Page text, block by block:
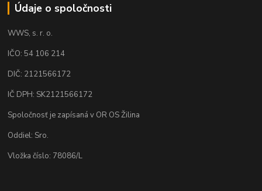
Údaje o spoločnosti
WWS, s. r. o.
IČO: 54 106 214
DIČ: 2121566172
IČ DPH: SK2121566172
Spoločnosť je zapísaná v OR OS Žilina
Oddiel: Sro.
Vložka číslo: 78086/L